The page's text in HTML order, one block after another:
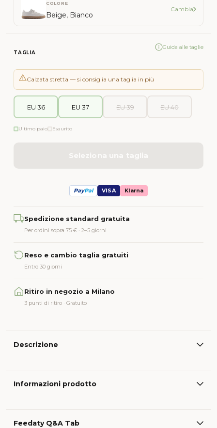
COLORE
Beige, Bianco
Cambia
TAGLIA
Guida alle taglie
Calzata stretta — si consiglia una taglia in più
EU 36 EU 37 EU 39 EU 40
Ultimo paio Esaurito
Seleziona una taglia
PayPal VISA Klarna
Spedizione standard gratuita
Per ordini sopra 75 € · 2–5 giorni
Reso e cambio taglia gratuiti
Entro 30 giorni
Ritiro in negozio a Milano
3 punti di ritiro · Gratuito
Descrizione
Informazioni prodotto
Feedaty Q&A Tab